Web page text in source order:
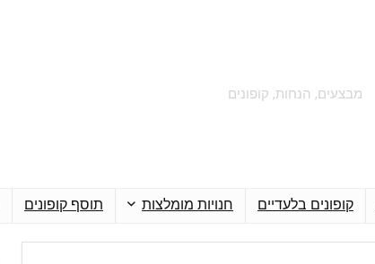
מבצעים, הנחות, קופונים
קופונים בלעדיים חנויות מומלצות תוסף קופונים